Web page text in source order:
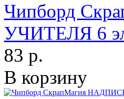
Чипборд
УЧИТЕЛЯ 6
83 р.
В корзину